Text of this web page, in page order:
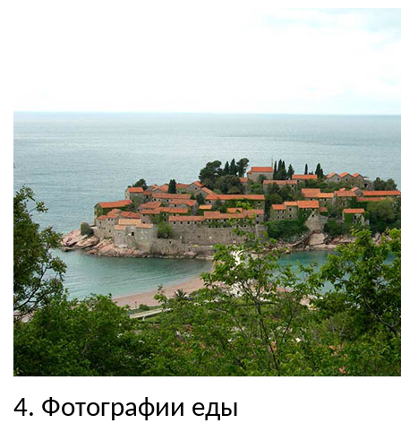
4. Фотографии еды